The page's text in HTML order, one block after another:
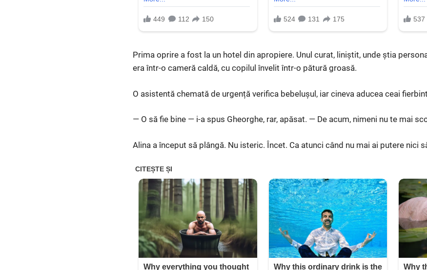
Prima oprire a fost la un hotel din apropiere. Unul curat, liniștit, unde știa
era într-o cameră caldă, cu copilul învelit într-o pătură groasă.
O asistentă chemată de urgență verifica bebelușul, iar cineva aducea ceai
— O să fie bine — i-a spus Gheorghe, rar, apăsat. — De acum, nimeni nu te mai
Alina a început să plângă. Nu isteric. Încet. Ca atunci când nu mai ai putere nici